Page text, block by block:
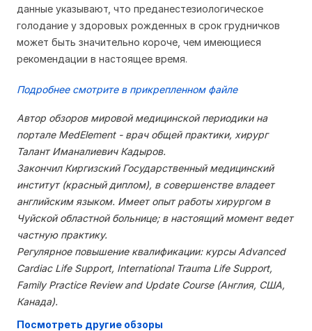
данные указывают, что преданестезиологическое
голодание у здоровых рожденных в срок грудничков
может быть значительно короче, чем имеющиеся
рекомендации в настоящее время.
Подробнее смотрите в прикрепленном файле
Автор обзоров мировой медицинской периодики на
портале MedElement - врач общей практики, хирург
Талант Иманалиевич Кадыров.
Закончил Киргизский Государственный медицинский
институт (красный диплом), в совершенстве владеет
английским языком. Имеет опыт работы хирургом в
Чуйской областной больнице; в настоящий момент ведет
частную практику.
Регулярное повышение квалификации: курсы Advanced
Cardiac Life Support, International Trauma Life Support,
Family Practice Review and Update Course (Англия, США,
Канада).
Посмотреть другие обзоры